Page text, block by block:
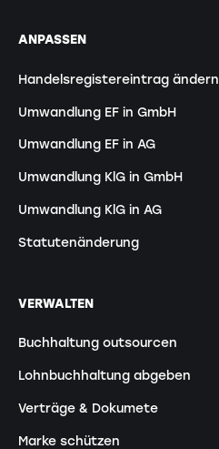
ANPASSEN
Handelsregistereintrag ändern
Umwandlung EF in GmbH
Umwandlung EF in AG
Umwandlung KlG in GmbH
Umwandlung KlG in AG
Statutenänderung
VERWALTEN
Buchhaltung outsourcen
Lohnbuchhaltung abgeben
Verträge & Dokumete
Marke schützen